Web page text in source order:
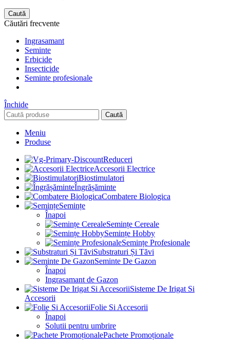
Caută
Căutări frecvente
Ingrasamant
Seminte
Erbicide
Insecticide
Seminte profesionale
Închide
Caută
Meniu
Produse
Reduceri
Accesorii Electrice
Biostimulatori
Îngrășăminte
Combatere Biologica
Semințe
Înapoi
Semințe Cereale
Semințe Hobby
Semințe Profesionale
Substraturi Și Tăvi
Seminte De Gazon
Înapoi
Ingrasamant de Gazon
Sisteme De Irigat Si
Accesorii
Folie Si Accesorii
Înapoi
Solutii pentru umbrire
Pachete Promoționale